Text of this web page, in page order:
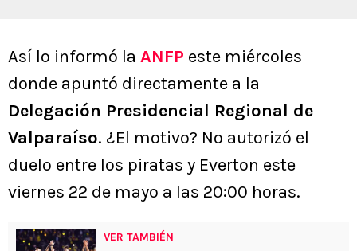
Así lo informó la ANFP este miércoles
donde apuntó directamente a la
Delegación Presidencial Regional de
Valparaíso. ¿El motivo? No autorizó el
duelo entre los piratas y Everton este
viernes 22 de mayo a las 20:00 horas.
VER TAMBIÉN